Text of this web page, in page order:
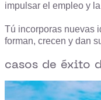
impulsar el empleo y
Tú incorporas nuevas
forman, crecen y dan
casos de éxito